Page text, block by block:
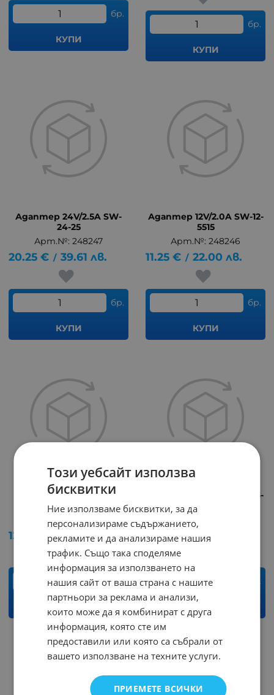
бр.
КУПИ
бр.
КУПИ
Адаптер 24V/2.5A SW-
24-25
Арт.№: 248247
20.25 € / 39.61 лв.
бр.
КУПИ
Адаптер 12V/2.0A SW-12-
5515
Арт.№: 248246
11.25 € / 22.00 лв.
бр.
КУПИ
Адаптер 12V/2.0A SW-
1220
Арт.№: 248245
12.48 € / 24.41 лв.
бр.
КУПИ
Адаптер 5V/2.0A SW-05-
Арт.№: 248241
12.50 € / 24.45
бр.
Този уебсайт използва
бисквитки
Ние използваме бисквитки, за да
персонализираме съдържанието,
рекламите и да анализираме нашия
трафик. Също така споделяме
информация за използването на
нашия сайт от ваша страна с нашите
партньори за реклама и анализи,
които може да я комбинират с друга
информация, която сте им
предоставили или която са събрали от
вашето използване на техните услуги.
ПРИЕМЕТЕ ВСИЧКИ